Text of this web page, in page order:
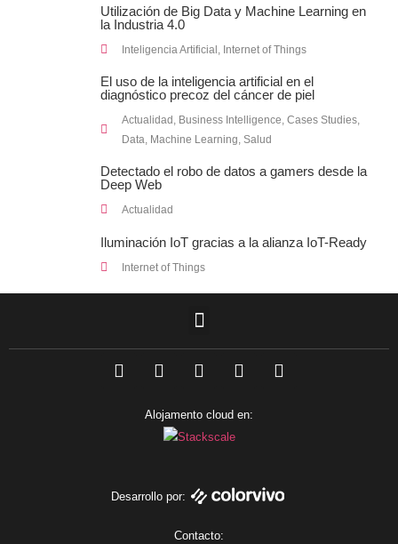
Utilización de Big Data y Machine Learning en
la Industria 4.0
Inteligencia Artificial , Internet of Things
El uso de la inteligencia artificial en el
diagnóstico precoz del cáncer de piel
Actualidad , Business Intelligence, Cases Studies,
Data, Machine Learning, Salud
Detectado el robo de datos a gamers desde la
Deep Web
Actualidad
Iluminación IoT gracias a la alianza IoT-Ready
Internet of Things
F
a
L
i
k
e
d
T
w
t
t
e
I
n
t
m
Y
o
Alojamento cloud en:
Desarrollo por:
Contacto: